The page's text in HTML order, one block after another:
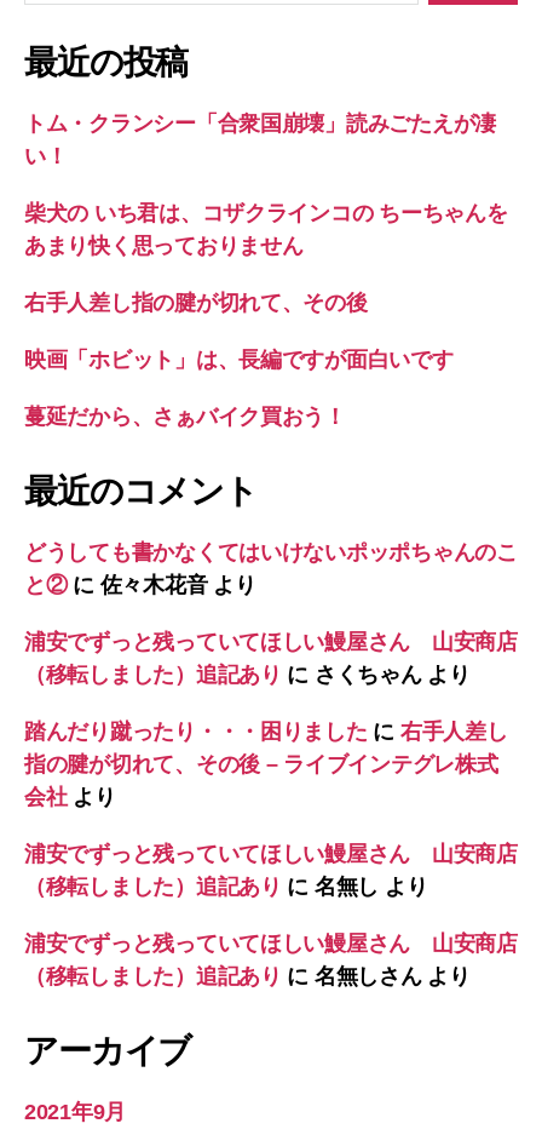
象:
最近の投稿
トム・クランシー「合衆国崩壊」読みごたえが凄
い！
柴犬の いち君は、コザクラインコの ちーちゃんを
あまり快く思っておりません
右手人差し指の腱が切れて、その後
映画「ホビット」は、長編ですが面白いです
蔓延だから、さぁバイク買おう！
最近のコメント
どうしても書かなくてはいけないポッポちゃんのこ
と②に佐々木花音より
浦安でずっと残っていてほしい鰻屋さん 山安商店
（移転しました）追記あり に さくちゃんより
踏んだり蹴ったり・・・困りました に 右手人差し
指の腱が切れて、その後 – ライブインテグレ株式
会社より
浦安でずっと残っていてほしい鰻屋さん 山安商店
（移転しました）追記あり に 名無し より
浦安でずっと残っていてほしい鰻屋さん 山安商店
（移転しました）追記あり に 名無しさんより
アーカイブ
2021年9月